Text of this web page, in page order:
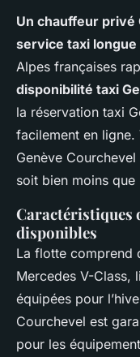
Un chauffeur
service taxi longue
Alpes françaises
disponibilité taxi
la réservation taxi
facilement en ligne.
Genève
soit bien moins
Caractéristiques
disponibles
La flotte comprend
Mercedes V-Class,
équipées pour
Courchevel est
pour les